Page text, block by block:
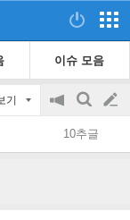
이슈 모음
기
공
지
on/off
검
색
글
쓰
10추글